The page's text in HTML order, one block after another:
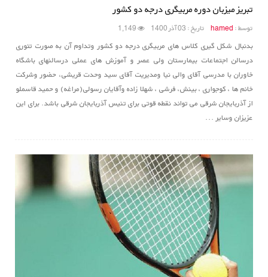
تبریز میزبان دوره مربیگری درجه دو کشور
توسط : hamed تاریخ : 03 آذر 1400
بدنبال شکل گیری کلاس های مربیگری درجه دو کشور وتداوم آن به صورت تئوری
درسالن اجتماعات بیمارستان ولی عصر و آموزش های عملی درسالنهای باشگاه
خاوران با مدرسی آقای والی نیا ومدیریت آقای سید وحدت قریشی، حضور وشرکت
خانم ها ، کوجواری ، بینش، فرشی ، شهلا زاده وآقایان رسولی(مراغه) و حمید قاسملو
از آذربایجان شرقی می تواند نقطه قوتی برای تنیس آذربایجان شرقی باشد. برای این
عزیزان وسایر ...